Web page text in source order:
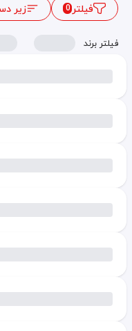
فیلتر0 زیر
فیلتر برند